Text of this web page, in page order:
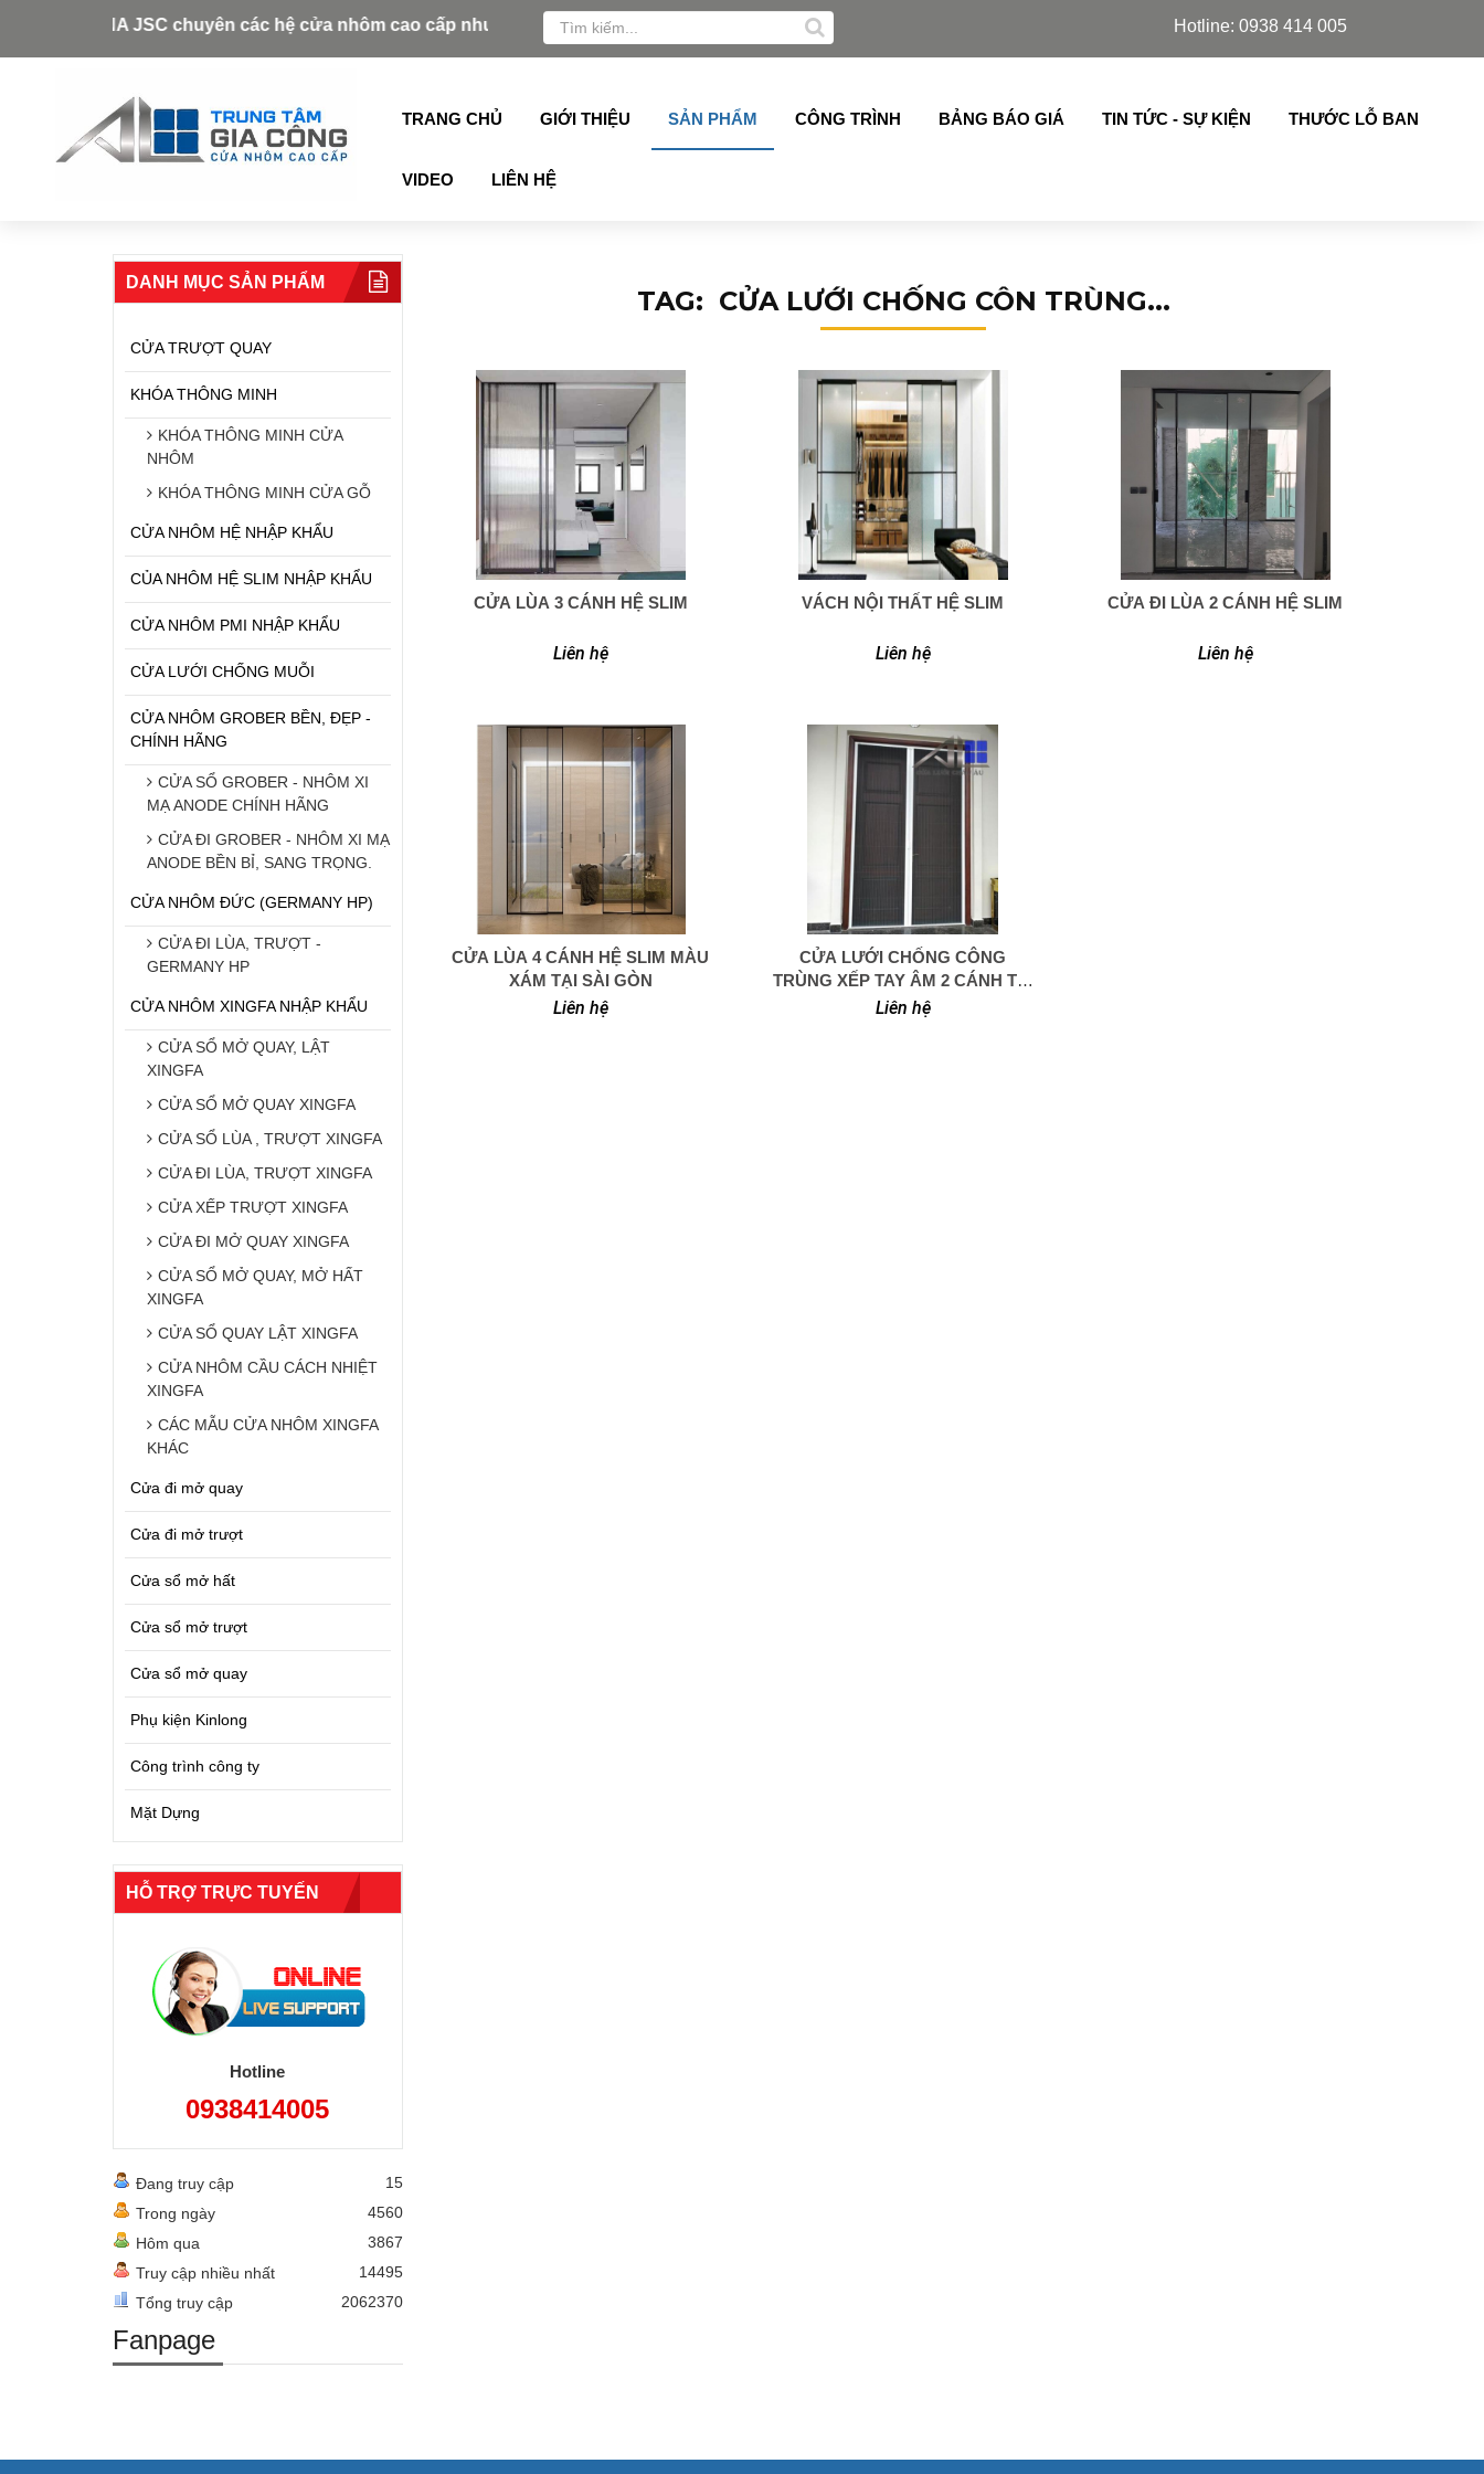
VINA JSC chuyên các hệ cửa nhôm cao cấp như: Xingfa, Alukey, Grober, Pmi, Germany, Topalu, Technan, Schuco, Slim Azdoor, cửa lá sách,chớp lật thế hệ mới nhập khẩu ..
Hotline: 0938 414 005
TRANG CHỦ GIỚI THIỆU SẢN PHẨM CÔNG TRÌNH BẢNG BÁO GIÁ TIN TỨC - SỰ KIỆN THƯỚC LỖ BAN
VIDEO LIÊN HỆ
DANH MỤC SẢN PHẨM
CỬA TRƯỢT QUAY
KHÓA THÔNG MINH
KHÓA THÔNG MINH CỬA
NHÔM
KHÓA THÔNG MINH CỬA GỖ
CỬA NHÔM HỆ NHẬP KHẨU
CỦA NHÔM HỆ SLIM NHẬP KHẨU
CỬA NHÔM PMI NHẬP KHẨU
CỬA LƯỚI CHỐNG MUỖI
CỬA NHÔM GROBER BỀN, ĐẸP -
CHÍNH HÃNG
CỬA SỔ GROBER - NHÔM XI
MẠ ANODE CHÍNH HÃNG
CỬA ĐI GROBER - NHÔM XI MẠ
ANODE BỀN BỈ, SANG TRỌNG.
CỬA NHÔM ĐỨC (GERMANY HP)
CỬA ĐI LÙA, TRƯỢT -
GERMANY HP
CỬA NHÔM XINGFA NHẬP KHẨU
CỬA SỔ MỞ QUAY, LẬT
XINGFA
CỬA SỔ MỞ QUAY XINGFA
CỬA SỔ LÙA , TRƯỢT XINGFA
CỬA ĐI LÙA, TRƯỢT XINGFA
CỬA XẾP TRƯỢT XINGFA
CỬA ĐI MỞ QUAY XINGFA
CỬA SỔ MỞ QUAY, MỞ HẤT
XINGFA
CỬA SỔ QUAY LẬT XINGFA
CỬA NHÔM CẦU CÁCH NHIỆT
XINGFA
CÁC MẪU CỬA NHÔM XINGFA
KHÁC
Cửa đi mở quay
Cửa đi mở trượt
Cửa sổ mở hất
Cửa sổ mở trượt
Cửa sổ mở quay
Phụ kiện Kinlong
Công trình công ty
Mặt Dựng
HỖ TRỢ TRỰC TUYẾN
Hotline
0938414005
Đang truy cập
15
Trong ngày
4560
Hôm qua
3867
Truy cập nhiều nhất
14495
Tổng truy cập
2062370
Fanpage
TAG: CỬA LƯỚI CHỐNG CÔN TRÙNG...
0949 366 908
CỬA LÙA 3 CÁNH HỆ SLIM
Liên hệ
0949 366 908
VÁCH NỘI THẤT HỆ SLIM
Liên hệ
0949 366 908
CỬA ĐI LÙA 2 CÁNH HỆ SLIM
Liên hệ
0949 366 908
CỬA LÙA 4 CÁNH HỆ SLIM MÀU
XÁM TẠI SÀI GÒN
Liên hệ
0949 366 908
CỬA LƯỚI CHỐNG CÔNG
TRÙNG XẾP TAY ÂM 2 CÁNH TẠI
SÀI GÒN
Liên hệ